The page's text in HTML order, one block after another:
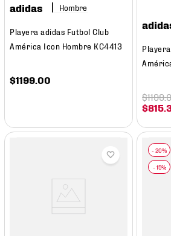
adidas Hombre
Playera adidas Futbol Club
América Icon Hombre KC4413
$1199 .00
$815 .
$1199.